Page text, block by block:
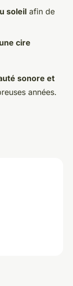
soleil afin de
cire
sonore et
années.